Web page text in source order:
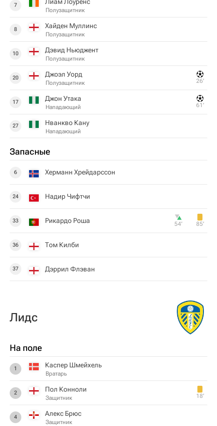
7
Полузащитник
8 Хайден Муллинс
Полузащитник
10 Дэвид Ньюджент
Полузащитник
20 Джоэл Уорд
Полузащитник 26‎’‎
17 Джон Утака
Нападающий 61‎’‎
27 Нванкво Кану
Нападающий
Запасные
6 Херманн Хрейдарссон
24 Надир Чифтчи
33 Рикардо Роша 54‎’‎ 85‎’‎
36 Том Килби
37 Дэррил Флэван
Лидс
На поле
1 Каспер Шмейхель
Вратарь
2 Пол Конноли
Защитник 18‎’‎
4 Алекс Брюс
Защитник